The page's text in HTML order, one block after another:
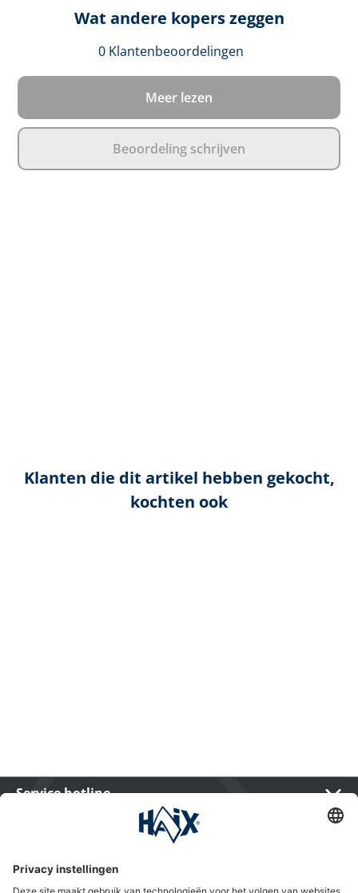
Wat andere kopers zeggen
0 Klantenbeoordelingen
Meer lezen
Beoordeling schrijven
Klanten die dit artikel hebben gekocht,
kochten ook
Service hotline
HAIX Group